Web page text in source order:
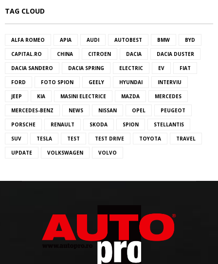
TAG CLOUD
ALFA ROMEO APIA AUDI AUTOBEST BMW BYD
CAPITAL.RO CHINA CITROEN DACIA DACIA DUSTER
DACIA SANDERO DACIA SPRING ELECTRIC EV FIAT
FORD FOTO SPION GEELY HYUNDAI INTERVIU
JEEP KIA MASINI ELECTRICE MAZDA MERCEDES
MERCEDES-BENZ NEWS NISSAN OPEL PEUGEOT
PORSCHE RENAULT SKODA SPION STELLANTIS
SUV TESLA TEST TEST DRIVE TOYOTA TRAVEL
UPDATE VOLKSWAGEN VOLVO